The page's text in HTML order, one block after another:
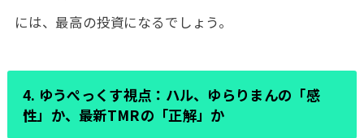
には、最高の投資になるでしょう。
4. ゆうぺっくす視点：ハル、ゆらりまんの「感
性」か、最新TMRの「正解」か